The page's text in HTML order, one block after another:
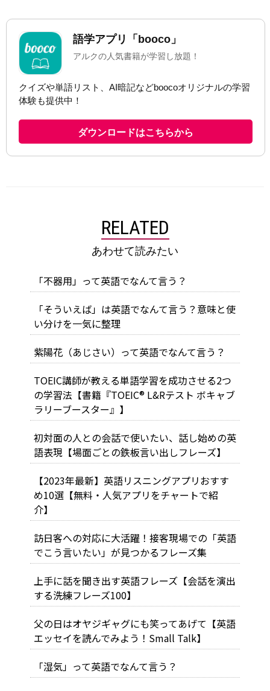
RELATED
あわせて読みたい
「不器用」って英語でなんて言う？
「そういえば」は英語でなんて言う？意味と使
い分けを一気に整理
紫陽花（あじさい）って英語でなんて言う？
TOEIC講師が教える単語学習を成功させる2つ
の学習法【書籍『TOEIC® L&Rテスト ボキャブ
ラリーブースター』】
初対面の人との会話で使いたい、話し始めの英
語表現【場面ごとの鉄板言い出しフレーズ】
【2023年最新】英語リスニングアプリおすす
め10選【無料・人気アプリをチャートで紹
介】
訪日客への対応に大活躍！接客現場での「英語
でこう言いたい」が見つかるフレーズ集
上手に話を聞き出す英語フレーズ【会話を演出
する洗練フレーズ100】
父の日はオヤジギャグにも笑ってあげて【英語
エッセイを読んでみよう！Small Talk】
「湿気」って英語でなんて言う？